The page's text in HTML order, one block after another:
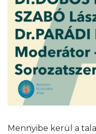
Mennyibe kerül a